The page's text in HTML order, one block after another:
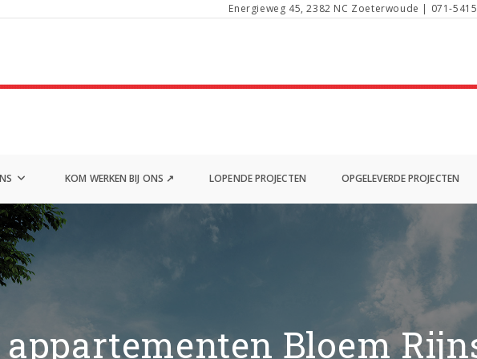
Energieweg 45, 2382 NC Zoeterwoude | 071-
KOM WERKEN BIJ ONS ↗ LOPENDE PROJECTEN OPGELEVERDE PROJECTEN
appartementen Bloem